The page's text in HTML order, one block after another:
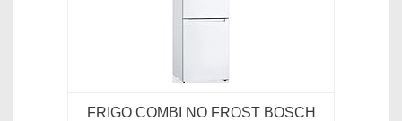
FRIGO COMBI NO FROST BOSCH